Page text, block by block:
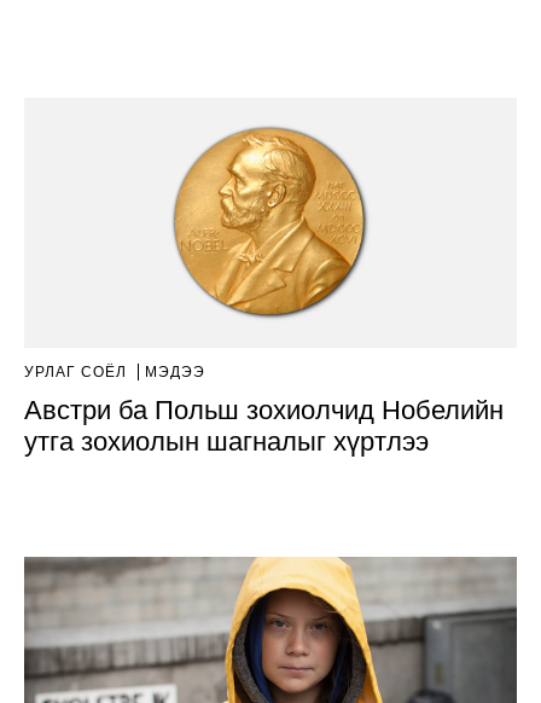
УРЛАГ СОЁЛ МЭДЭЭ
Австри ба Польш зохиолчид Нобелийн
утга зохиолын шагналыг хүртлээ